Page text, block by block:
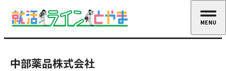
中部薬品株式会社
MENU